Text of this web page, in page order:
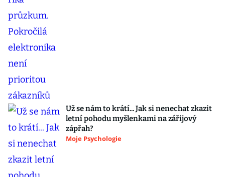
Už se nám to krátí... Jak si nenechat zkazit
letní pohodu myšlenkami na zářijový
zápřah?
Moje Psychologie